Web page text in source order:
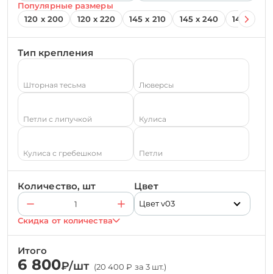
Популярные размеры
120 х 200
120 х 220 145 х 210 145 х 240 145 х 260
Тип крепления
Шторная тесьма Люверсы
Петли с липучкой Кулиса
Кулиса с гребешком Петли
Количество, шт Цвет
Цвет v03
Скидка от количества
Итого
6 800₽/шт (20 400 ₽ за 3 шт.)